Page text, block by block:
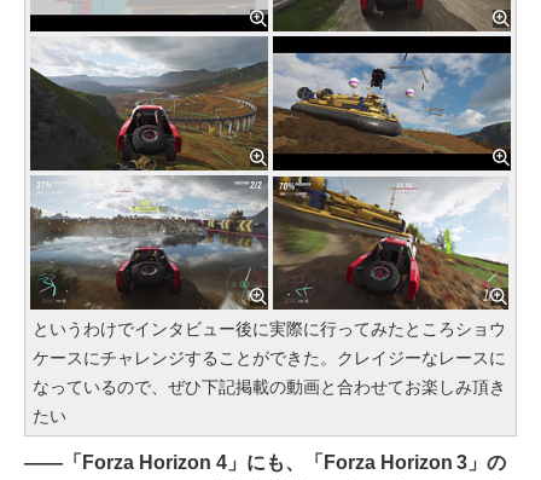
というわけでインタビュー後に実際に行ってみたところショウ
ケースにチャレンジすることができた。クレイジーなレースに
なっているので、ぜひ下記掲載の動画と合わせてお楽しみ頂き
たい
――「Forza Horizon 4」にも、「Forza Horizon 3」の